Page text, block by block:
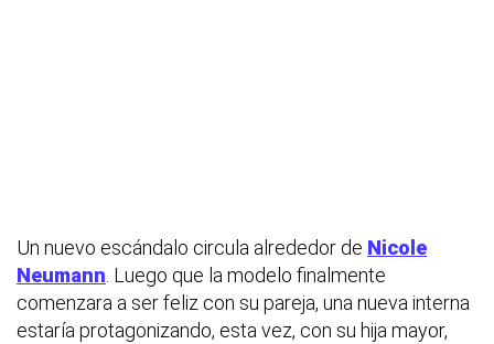
Un nuevo escándalo circula alrededor de Nicole
Neumann . Luego que la modelo finalmente
comenzara a ser feliz con su pareja, una nueva interna
estaría protagonizando, esta vez, con su hija mayor,